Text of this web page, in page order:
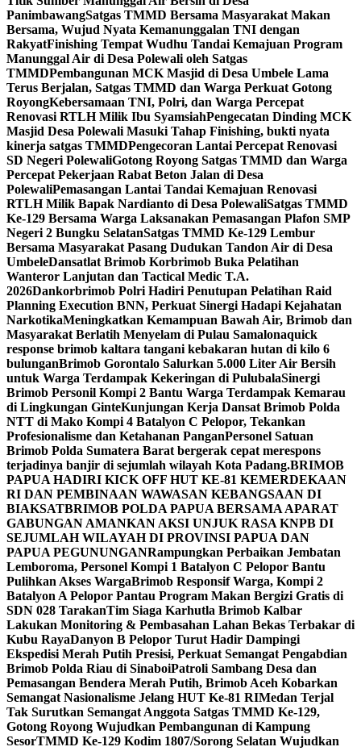
PanimbawangSatgas TMMD Bersama Masyarakat Makan
Bersama, Wujud Nyata Kemanunggalan TNI dengan
RakyatFinishing Tempat Wudhu Tandai Kemajuan Program
Manunggal Air di Desa Polewali oleh Satgas
TMMDPembangunan MCK Masjid di Desa Umbele Lama
Terus Berjalan, Satgas TMMD dan Warga Perkuat Gotong
RoyongKebersamaan TNI, Polri, dan Warga Percepat
Renovasi RTLH Milik Ibu SyamsiahPengecatan Dinding MCK
Masjid Desa Polewali Masuki Tahap Finishing, bukti nyata
kinerja satgas TMMDPengecoran Lantai Percepat Renovasi
SD Negeri PolewaliGotong Royong Satgas TMMD dan Warga
Percepat Pekerjaan Rabat Beton Jalan di Desa
PolewaliPemasangan Lantai Tandai Kemajuan Renovasi
RTLH Milik Bapak Nardianto di Desa PolewaliSatgas TMMD
Ke-129 Bersama Warga Laksanakan Pemasangan Plafon SMP
Negeri 2 Bungku SelatanSatgas TMMD Ke-129 Lembur
Bersama Masyarakat Pasang Dudukan Tandon Air di Desa
UmbeleDansatlat Brimob Korbrimob Buka Pelatihan
Wanteror Lanjutan dan Tactical Medic T.A.
2026Dankorbrimob Polri Hadiri Penutupan Pelatihan Raid
Planning Execution BNN, Perkuat Sinergi Hadapi Kejahatan
NarkotikaMeningkatkan Kemampuan Bawah Air, Brimob dan
Masyarakat Berlatih Menyelam di Pulau Samalonaquick
response brimob kaltara tangani kebakaran hutan di kilo 6
bulunganBrimob Gorontalo Salurkan 5.000 Liter Air Bersih
untuk Warga Terdampak Kekeringan di PulubalaSinergi
Brimob Personil Kompi 2 Bantu Warga Terdampak Kemarau
di Lingkungan GinteKunjungan Kerja Dansat Brimob Polda
NTT di Mako Kompi 4 Batalyon C Pelopor, Tekankan
Profesionalisme dan Ketahanan PanganPersonel Satuan
Brimob Polda Sumatera Barat bergerak cepat merespons
terjadinya banjir di sejumlah wilayah Kota Padang.BRIMOB
PAPUA HADIRI KICK OFF HUT KE-81 KEMERDEKAAN
RI DAN PEMBINAAN WAWASAN KEBANGSAAN DI
BIAKSATBRIMOB POLDA PAPUA BERSAMA APARAT
GABUNGAN AMANKAN AKSI UNJUK RASA KNPB DI
SEJUMLAH WILAYAH DI PROVINSI PAPUA DAN
PAPUA PEGUNUNGANRampungkan Perbaikan Jembatan
Lemboroma, Personel Kompi 1 Batalyon C Pelopor Bantu
Pulihkan Akses WargaBrimob Responsif Warga, Kompi 2
Batalyon A Pelopor Pantau Program Makan Bergizi Gratis di
SDN 028 TarakanTim Siaga Karhutla Brimob Kalbar
Lakukan Monitoring & Pembasahan Lahan Bekas Terbakar di
Kubu RayaDanyon B Pelopor Turut Hadir Dampingi
Ekspedisi Merah Putih Presisi, Perkuat Semangat Pengabdian
Brimob Polda Riau di SinaboiPatroli Sambang Desa dan
Pemasangan Bendera Merah Putih, Brimob Aceh Kobarkan
Semangat Nasionalisme Jelang HUT Ke-81 RIMedan Terjal
Tak Surutkan Semangat Anggota Satgas TMMD Ke-129,
Gotong Royong Wujudkan Pembangunan di Kampung
SesorTMMD Ke-129 Kodim 1807/Sorong Selatan Wujudkan